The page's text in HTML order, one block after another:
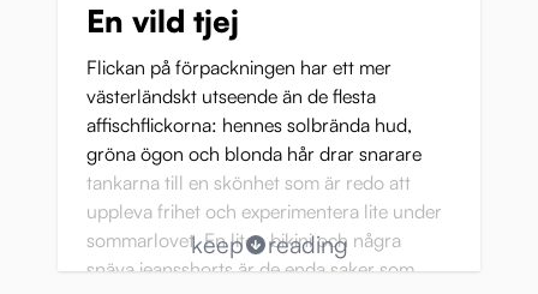
En vild tjej
Flickan på förpackningen har ett mer
västerländskt utseende än de flesta
affischflickorna: hennes solbrända hud,
gröna ögon och blonda hår drar snarare
tankarna till en skönhet som är redo att
uppleva frihet och experimentera lite under
sommarlovet. En liten bikini och några
snäva jeansshorts är de enda saker som
keep reading